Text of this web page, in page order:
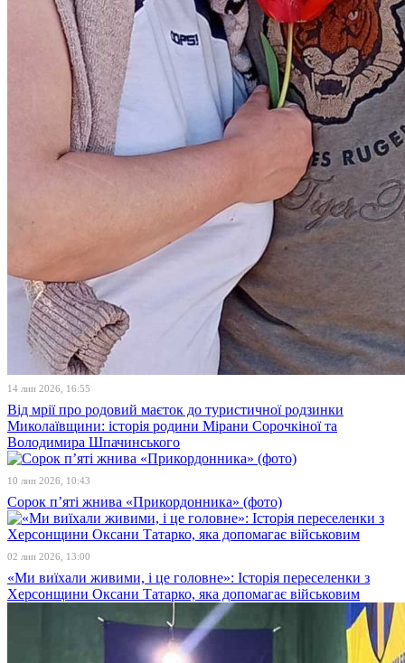
14 лип 2026, 16:55
Від мрії про родовий маєток до туристичної родзинки
Миколаївщини: історія родини Мірани Сорочкіної та
Володимира Шпачинського
10 лип 2026, 10:43
Сорок п’яті жнива «Прикордонника» (фото)
02 лип 2026, 13:00
«Ми виїхали живими, і це головне»: Історія переселенки з
Херсонщини Оксани Татарко, яка допомагає військовим